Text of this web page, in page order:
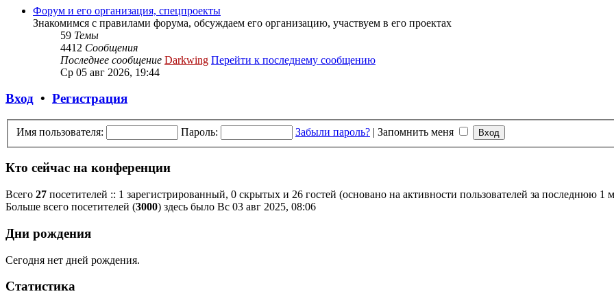
Форум и его организация, спецпроекты
Знакомимся с правилами форума, обсуждаем его организацию, участвуем в его проектах
59 Темы
4412 Сообщения
Последнее сообщение Darkwing Перейти к последнему сообщению
Ср 05 авг 2026, 19:44
Вход • Регистрация
Имя пользователя: Пароль: Забыли пароль? | Запомнить меня
Кто сейчас на конференции
Всего 27 посетителей :: 1 зарегистрированный, 0 скрытых и 26 гостей (основано на активности пользователей за последнюю 1
Больше всего посетителей (3000) здесь было Вс 03 авг 2025, 08:06
Дни рождения
Сегодня нет дней рождения.
Статистика